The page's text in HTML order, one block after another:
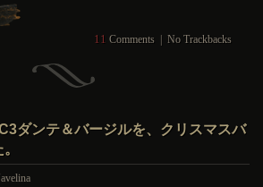
11 Comments No Trackbacks
ダンテ＆バージルを、クリスマスバ